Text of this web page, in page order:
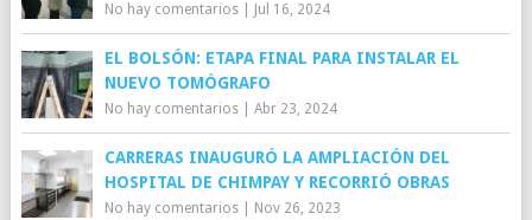
No hay comentarios| Jul 16, 2024
EL BOLSÓN: ETAPA FINAL PARA INSTALAR EL
NUEVO TOMÓGRAFO
No hay comentarios| Abr 23, 2024
CARRERAS INAUGURÓ LA AMPLIACIÓN DEL
HOSPITAL DE CHIMPAY Y RECORRIÓ OBRAS
No hay comentarios| Nov 26, 2023